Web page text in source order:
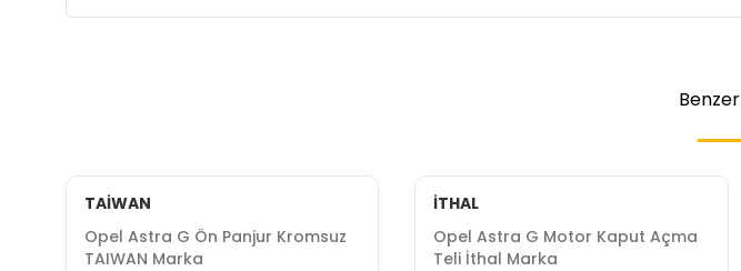
Benzer
TAİWAN
Opel Astra G Ön Panjur Kromsuz
TAIWAN Marka
İTHAL
Opel Astra G Motor Kaput Açma
Teli İthal Marka